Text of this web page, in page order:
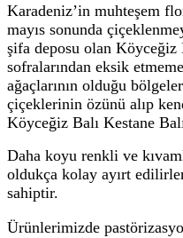
Karadeniz’in muhteşem
mayıs sonunda
şifa deposu olan Köyceğiz
sofralarından eksik
ağaçlarının olduğu
çiçeklerinin özünü alıp
Köyceğiz Balı Kestane
Daha koyu renkli ve
oldukça kolay ayırt
sahiptir.
Ürünlerimizde